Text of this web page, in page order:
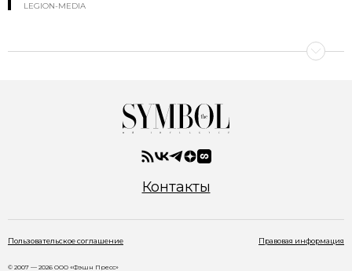
LEGION-MEDIA
Контакты
Пользовательское соглашение Правовая информация
© 2007 — 2026 ООО «Фэшн Пресс»